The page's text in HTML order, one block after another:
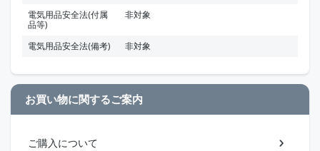
電気用品安全法(付属
品等)
非対象
電気用品安全法(備考) 非対象
お買い物に関するご案内
ご購入について